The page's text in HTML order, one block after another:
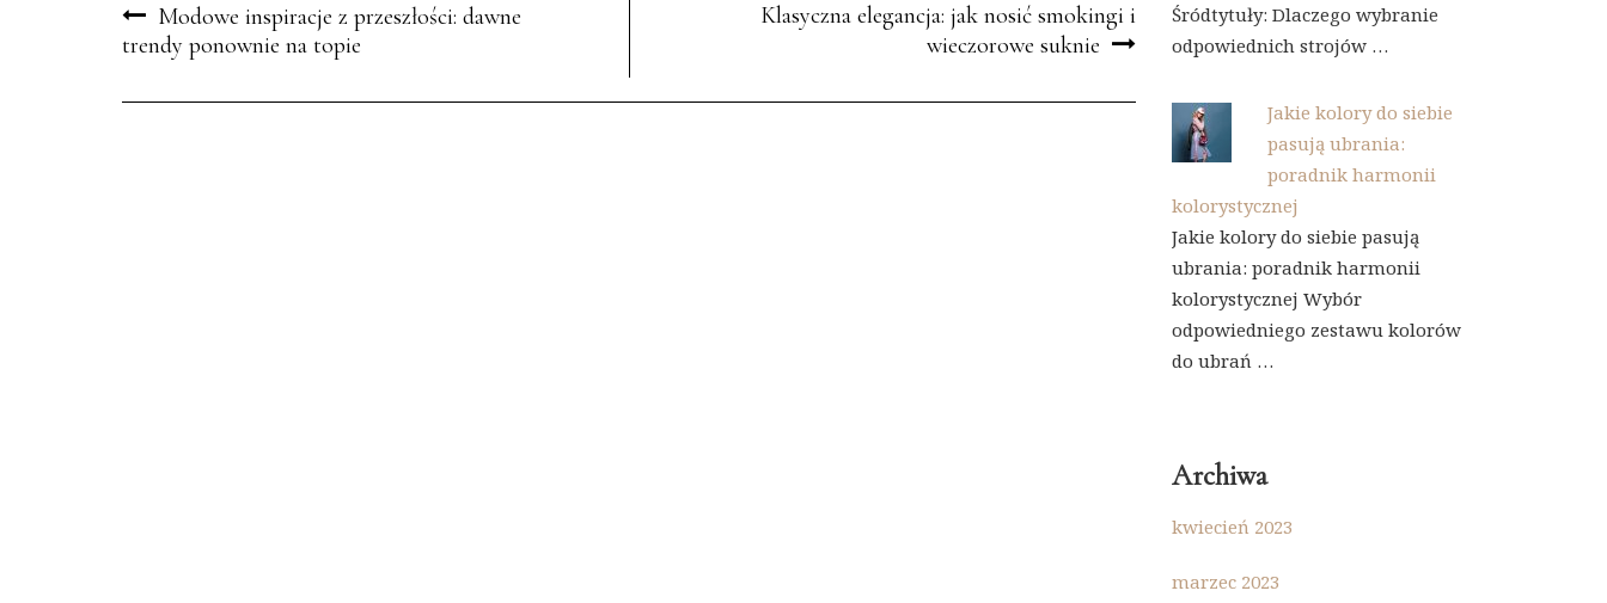
Modowe inspiracje z przeszłości: dawne
trendy ponownie na topie
Klasyczna elegancja: jak nosić smokingi i
wieczorowe suknie
Śródtytuły: Dlaczego wybranie
odpowiednich strojów …
Jakie kolory do siebie
pasują ubrania:
poradnik harmonii
kolorystycznej
Jakie kolory do siebie pasują
ubrania: poradnik harmonii
kolorystycznej Wybór
odpowiedniego zestawu kolorów
do ubrań …
Archiwa
kwiecień 2023
marzec 2023